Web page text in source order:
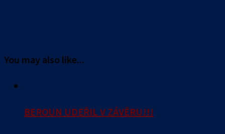
You may also like...
BEROUN UDEŘIL V ZÁVĚRU!!!